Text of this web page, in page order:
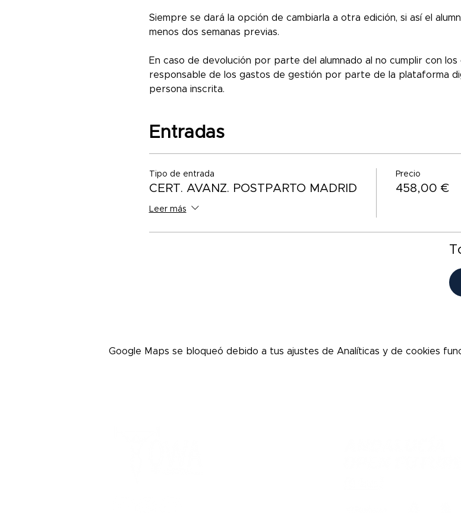
Siempre se dará la opción de cambiarla a otra edición, si así el
menos dos semanas previas.
En caso de devolución por parte del alumnado al no cumplir con
responsable de los gastos de gestión por parte de la plataforma
persona inscrita.
Entradas
Tipo de entrada
CERT. AVANZ. POSTPARTO MADRID
Leer más
Precio
458,00 €
Google Maps se bloqueó debido a tus ajustes de Analíticas y de cookies